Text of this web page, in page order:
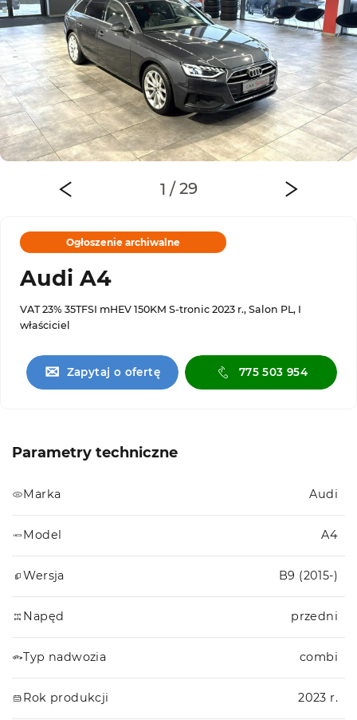
Ogłoszenie archiwalne
Audi A4
VAT 23% 35TFSI mHEV 150KM S-tronic 2023 r., Salon PL, I
właściciel
✉ Zapytaj o ofertę 775 503 954
Parametry techniczne
Marka Audi
Model A4
Wersja B9 (2015-)
Napęd przedni
Typ nadwozia combi
Rok produkcji 2023 r.